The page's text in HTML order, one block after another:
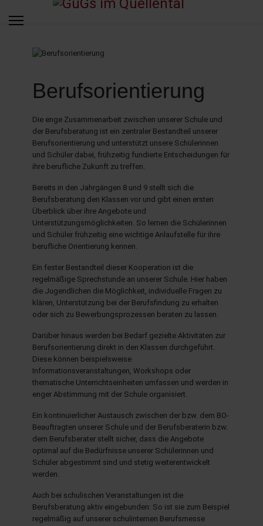
Berufsorientierung
Die enge Zusammenarbeit zwischen unserer Schule und
der Berufsberatung ist ein zentraler Bestandteil unserer
Berufsorientierung und unterstützt unsere Schülerinnen
und Schüler dabei, frühzeitig fundierte Entscheidungen für
ihre berufliche Zukunft zu treffen.
Bereits in den Jahrgängen 8 und 9 stellt sich die
Berufsberatung den Klassen vor und gibt einen ersten
Überblick über ihre Angebote und
Unterstützungsmöglichkeiten. So lernen die Schülerinnen
und Schüler frühzeitig eine wichtige Anlaufstelle für ihre
berufliche Orientierung kennen.
Ein fester Bestandteil dieser Kooperation ist die
regelmäßige Sprechstunde an unserer Schule. Hier haben
die Jugendlichen die Möglichkeit, individuelle Fragen zu
klären, Unterstützung bei der Berufsfindung zu erhalten
oder sich zu Bewerbungsprozessen beraten zu lassen.
Darüber hinaus werden bei Bedarf gezielte Aktivitäten zur
Berufsorientierung direkt in den Klassen durchgeführt.
Diese können beispielsweise
Informationsveranstaltungen, Workshops oder
thematische Unterrichtseinheiten umfassen und werden in
enger Abstimmung mit der Schule organisiert.
Ein kontinuierlicher Austausch zwischen der bzw. dem BO-
Beauftragten unserer Schule und der Berufsberaterin bzw.
dem Berufsberater stellt sicher, dass die Angebote
optimal auf die Bedürfnisse unserer Schülerinnen und
Schüler abgestimmt sind und stetig weiterentwickelt
werden.
Auch bei schulischen Veranstaltungen ist die
Berufsberatung aktiv eingebunden: So ist sie zum Beispiel
regelmäßig auf unserer schulinternen Berufsmesse